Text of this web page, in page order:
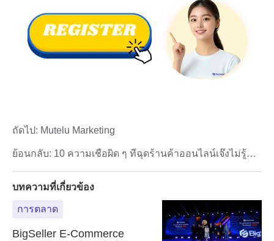
ย้อนกลับ: 10 ความเชื่อผิด ๆ ที่ฉุดร้านค้าออนไลน์เจ๊งไม่รู้ตัว
ถัดไป: Mutelu Marketing
บทความที่เกี่ยวข้อง
การตลาด
BigSeller E-Commerce